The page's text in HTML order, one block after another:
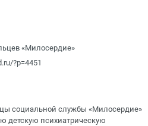
«Милосердие»
?p=4451
социальной службы «Милосердие»
детскую психиатрическую